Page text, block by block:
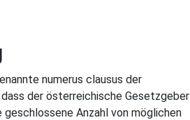
numerus clausus der
der österreichische Gesetzgeber
Anzahl von möglichen